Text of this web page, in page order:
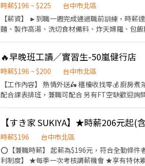
時薪$196 ~ $225
台中市北區
【薪資】 ►到職一週完成通過職前訓練，時薪達200元 【工作說明】 ►不分內/外場都是屬於合併型態的工作
麵、製作高湯、洗切食材備料、炸天婦羅、包飯糰、收銀結帳
🔥早晚班工讀／實習生-50嵐健行店
時薪$196 ~ $200
台中市北區
【工作內容】 熱情外送🛵 櫃檯收找零💰 廚房
配合課表排班，兼職可配合 另有FT空缺歡迎詢
【すき家 SUKIYA】★時薪206元起
時薪$196
台中市北區
⭕【兼職時薪】 起薪為$196元，符合全勤條件者
利制度】 ★每季一次考核調薪機會 ★享有特休